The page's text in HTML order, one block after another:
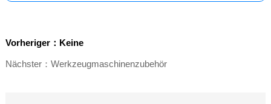
Vorheriger：Keine
Nächster：Werkzeugmaschinenzubehör